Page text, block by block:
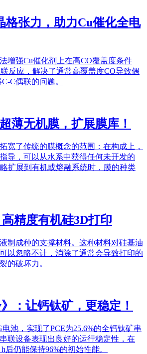
格张力，助力Cu催化全电
增强Cu催化剂上在高CO覆盖度条件
反应，解决了通常高覆盖度CO导致偶
C偶联的问题。
薄无机膜，扩展膜库！
宽了传统的膜概念的范围：在构成上，
导，可以从水系中获得任何未开发的
扩展到有机或熔融系统时，膜的种类
高精度有机硅3D打印
制成种的支撑材料。这种材料对硅基油
以忽略不计，消除了通常会导致打印的
的破坏力。
》：让钙钛矿，更稳定！
池，实现了PCE为25.6%的全钙钛矿串
联设备表现出良好的运行稳定性，在
后仍能保持96%的初始性能。